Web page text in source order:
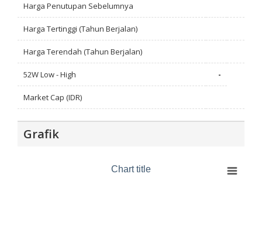
Harga Penutupan Sebelumnya
Harga Tertinggi (Tahun Berjalan)
Harga Terendah (Tahun Berjalan)
52W Low - High -
Market Cap (IDR)
Grafik
Chart title